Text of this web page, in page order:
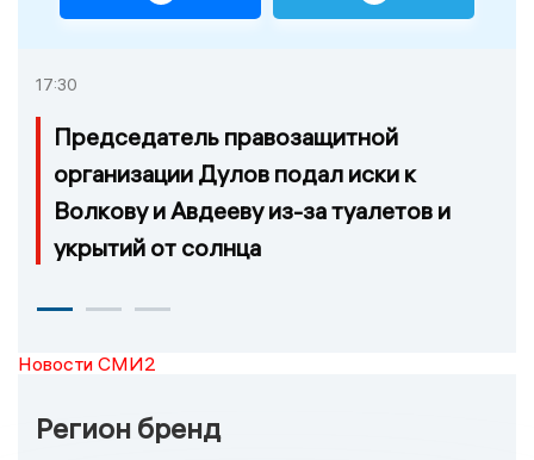
17:30
Председатель правозащитной
организации Дулов подал иски к
Волкову и Авдееву из-за туалетов и
укрытий от солнца
Новости СМИ2
Регион бренд